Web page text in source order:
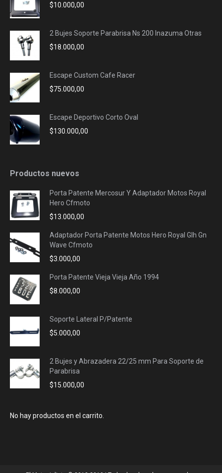
$10.000,00
2 Bujes Soporte Parabrisa Ns 200 Inazuma Otras
$18.000,00
Escape Custom Cafe Racer
$75.000,00
Escape Deportivo Corto Oval
$130.000,00
Productos nuevos
Porta Patente Mercosur Y Adaptador Motos Royal
Hero Cfmoto
$13.000,00
Adaptador Porta Patente Motos Hero Royal Glh Gn
Wave Cfmoto
$3.000,00
Porta Patente Vieja Vieja Año 1994
$8.000,00
Soporte Lateral P/Patente
$5.000,00
2 Bujes y Abrazadera 22/25 mm Para Soporte de
Parabrisa
$15.000,00
No hay productos en el carrito.